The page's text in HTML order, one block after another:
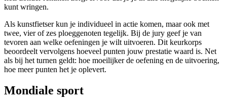
kunt wringen.
Als kunstfietser kun je individueel in actie komen, maar ook met
twee, vier of zes ploeggenoten tegelijk. Bij de jury geef je van
tevoren aan welke oefeningen je wilt uitvoeren. Dit keurkorps
beoordeelt vervolgens hoeveel punten jouw prestatie waard is. Net
als bij het turnen geldt: hoe moeilijker de oefening en de uitvoering,
hoe meer punten het je oplevert.
Mondiale sport